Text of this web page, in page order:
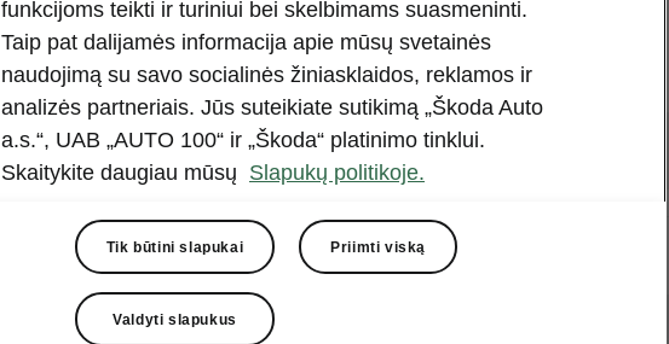
funkcijoms teikti ir turiniui bei skelbimams suasmeninti.
Taip pat dalijamės informacija apie mūsų svetainės
naudojimą su savo socialinės žiniasklaidos, reklamos ir
analizės partneriais. Jūs suteikiate sutikimą „Škoda Auto
a.s.“, UAB „AUTO 100“ ir „Škoda“ platinimo tinklui.
Skaitykite daugiau mūsų Slapukų politikoje.
Tik būtini slapukai Priimti viską
Valdyti slapukus